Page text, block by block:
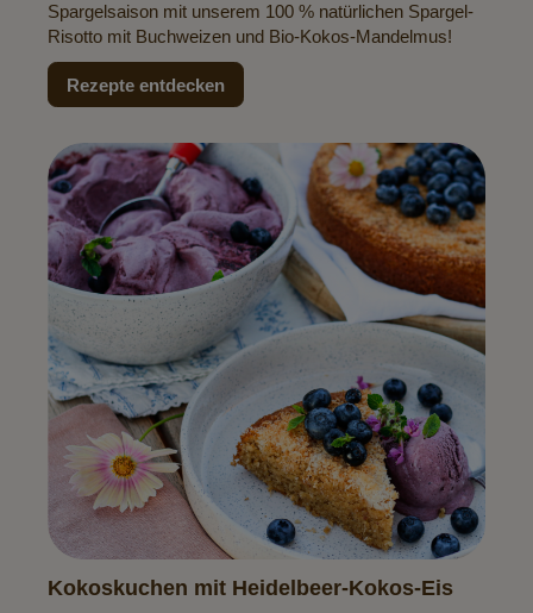
Spargelsaison mit unserem 100 % natürlichen Spargel-
Risotto mit Buchweizen und Bio-Kokos-Mandelmus!
Rezepte entdecken
Kokoskuchen mit Heidelbeer-Kokos-Eis